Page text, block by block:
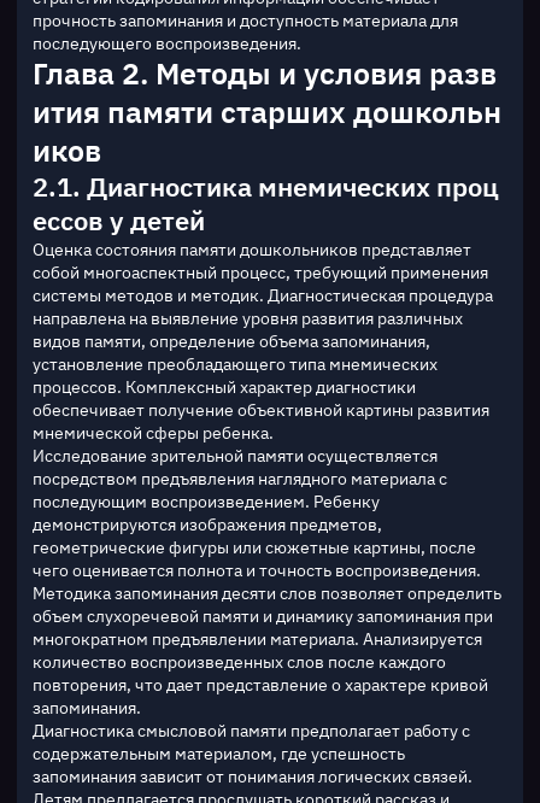
прочность запоминания и доступность материала для
последующего воспроизведения.
Глава 2. Методы и условия разв
ития памяти старших дошкольн
иков
2.1. Диагностика мнемических проц
ессов у детей
Оценка состояния памяти дошкольников представляет
собой многоаспектный процесс, требующий применения
системы методов и методик. Диагностическая процедура
направлена на выявление уровня развития различных
видов памяти, определение объема запоминания,
установление преобладающего типа мнемических
процессов. Комплексный характер диагностики
обеспечивает получение объективной картины развития
мнемической сферы ребенка.
Исследование зрительной памяти осуществляется
посредством предъявления наглядного материала с
последующим воспроизведением. Ребенку
демонстрируются изображения предметов,
геометрические фигуры или сюжетные картины, после
чего оценивается полнота и точность воспроизведения.
Методика запоминания десяти слов позволяет определить
объем слухоречевой памяти и динамику запоминания при
многократном предъявлении материала. Анализируется
количество воспроизведенных слов после каждого
повторения, что дает представление о характере кривой
запоминания.
Диагностика смысловой памяти предполагает работу с
содержательным материалом, где успешность
запоминания зависит от понимания логических связей.